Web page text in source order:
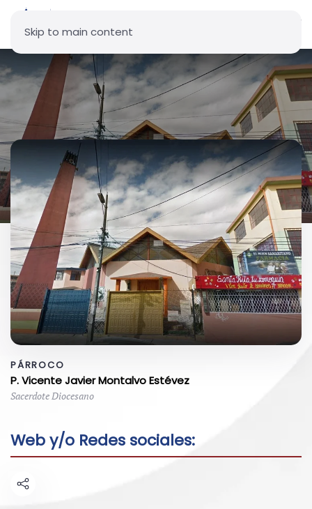
Skip to main content
Parroquia Santa Rita de Casia
- Quito Sur
PÁRROCO
P. Vicente Javier Montalvo Estévez
Sacerdote Diocesano
Web y/o Redes sociales: